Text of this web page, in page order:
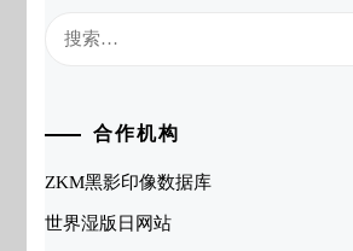
合作机构
ZKM黑影印像数据库
世界湿版日网站